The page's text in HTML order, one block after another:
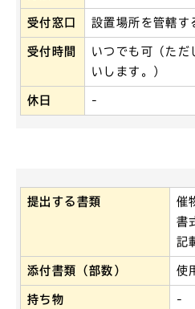
受付窓口 設置場所を管轄す
受付時間
いつでも可（ただ
いします。）
休日 -
提出する書類
催
書
記
添付書類（部数） 使
持ち物 -